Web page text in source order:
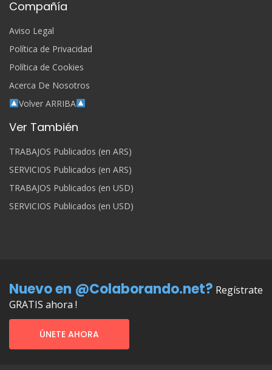
Compañía
Aviso Legal
Política de Privacidad
Política de Cookies
Acerca De Nosotros
Volver ARRIBA
Ver También
TRABAJOS Publicados (en ARS)
SERVICIOS Publicados (en ARS)
TRABAJOS Publicados (en USD)
SERVICIOS Publicados (en USD)
Nuevo en @Colaborando.net? Regístrate
GRATIS ahora !
ÚNETE AHORA